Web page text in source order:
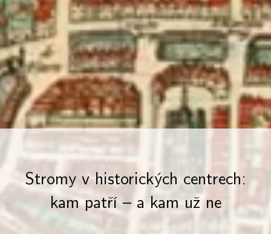
Stromy v historických centrech:
kam patří – a kam už ne